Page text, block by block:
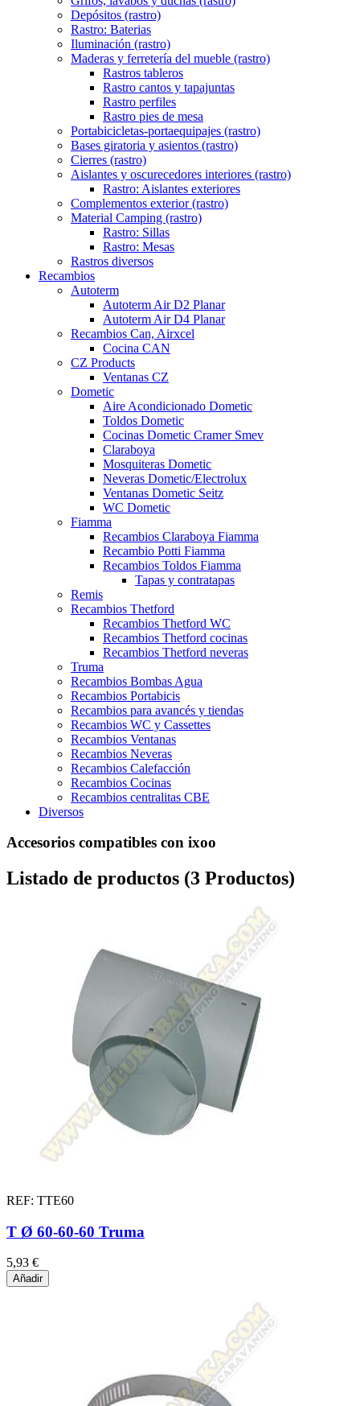
Depósitos (rastro)
Rastro: Baterias
Iluminación (rastro)
Maderas y ferretería del mueble (rastro)
Rastros tableros
Rastro cantos y tapajuntas
Rastro perfiles
Rastro pies de mesa
Portabicicletas-portaequipajes (rastro)
Bases giratoria y asientos (rastro)
Cierres (rastro)
Aislantes y oscurecedores interiores (rastro)
Rastro: Aislantes exteriores
Complementos exterior (rastro)
Material Camping (rastro)
Rastro: Sillas
Rastro: Mesas
Rastros diversos
Recambios
Autoterm
Autoterm Air D2 Planar
Autoterm Air D4 Planar
Recambios Can, Airxcel
Cocina CAN
CZ Products
Ventanas CZ
Dometic
Aire Acondicionado Dometic
Toldos Dometic
Cocinas Dometic Cramer Smev
Claraboya
Mosquiteras Dometic
Neveras Dometic/Electrolux
Ventanas Dometic Seitz
WC Dometic
Fiamma
Recambios Claraboya Fiamma
Recambio Potti Fiamma
Recambios Toldos Fiamma
Tapas y contratapas
Remis
Recambios Thetford
Recambios Thetford WC
Recambios Thetford cocinas
Recambios Thetford neveras
Truma
Recambios Bombas Agua
Recambios Portabicis
Recambios para avancés y tiendas
Recambios WC y Cassettes
Recambios Ventanas
Recambios Neveras
Recambios Calefacción
Recambios Cocinas
Recambios centralitas CBE
Diversos
Accesorios compatibles con ixoo
Listado de productos (3 Productos)
REF: TTE60
T Ø 60-60-60 Truma
5,93 €
Añadir